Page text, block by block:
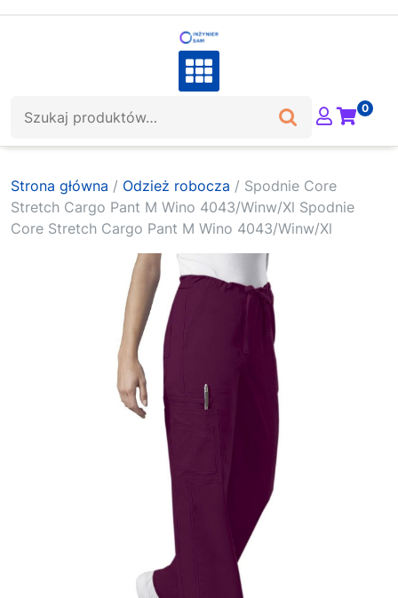
0
Strona główna / Odzież robocza / Spodnie Core
Stretch Cargo Pant M Wino 4043/Winw/Xl Spodnie
Core Stretch Cargo Pant M Wino 4043/Winw/Xl